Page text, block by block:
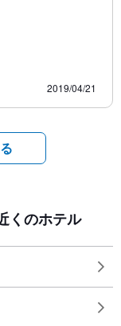
2019/04/21
くのホテル